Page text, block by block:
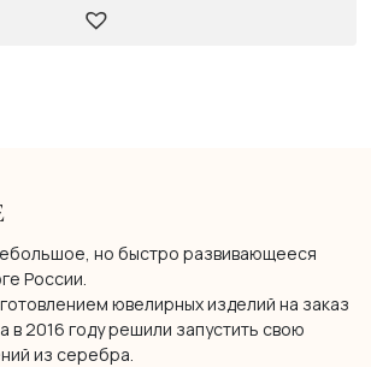
но быстро развивающееся
России.
ювелирных изделий на заказ
в 2016 году решили запустить свою
из серебра.